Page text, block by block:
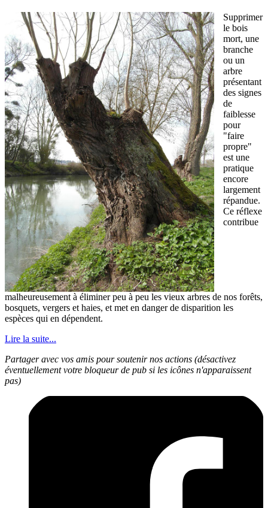
Supprimer
le bois
mort, une
branche
ou un
arbre
présentant
des signes
de
faiblesse
pour
"faire
propre"
est une
pratique
encore
largement
répandue.
Ce réflexe
contribue
malheureusement à éliminer peu à peu les vieux arbres de nos forêts,
bosquets, vergers et haies, et met en danger de disparition les
espèces qui en dépendent.
Lire la suite...
Partager avec vos amis pour soutenir nos actions (désactivez
éventuellement votre bloqueur de pub si les icônes n'apparaissent
pas)